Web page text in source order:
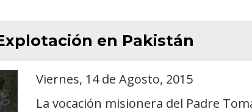
en Pakistán
Viernes, 14 de Agosto, 2015
La vocación misionera del Padre